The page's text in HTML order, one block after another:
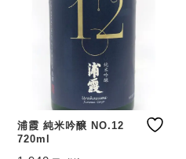
浦霞 純米吟醸 NO.12
720ml